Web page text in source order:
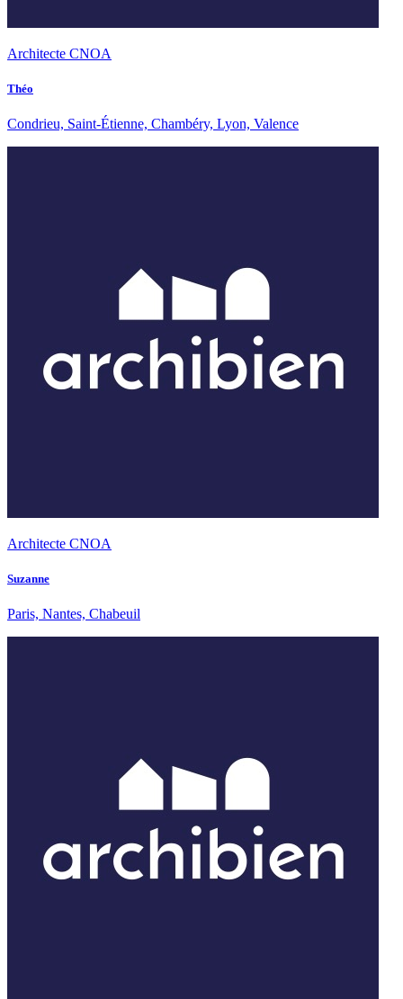
Architecte CNOA
Théo
Condrieu, Saint-Étienne, Chambéry, Lyon, Valence
Architecte CNOA
Suzanne
Paris, Nantes, Chabeuil